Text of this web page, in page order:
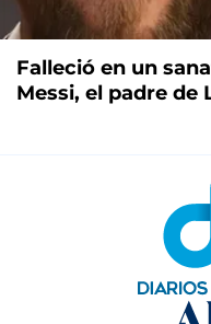
Falleció en un
Messi, el padre de